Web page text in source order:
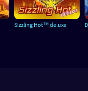
Sizzling Hot™ deluxe